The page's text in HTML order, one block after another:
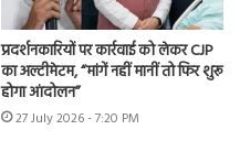
प्रदर्शनकारियों पर कार्रवाई को लेकर CJP
का अल्टीमेटम, “मांगें नहीं मानीं तो फिर शुरू
होगा आंदोलन”
27 July 2026 - 7:20 PM